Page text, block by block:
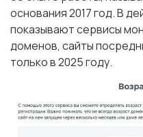
основания 2017 год. В
показывают сервисы
доменов, сайты
только в 2025 году.